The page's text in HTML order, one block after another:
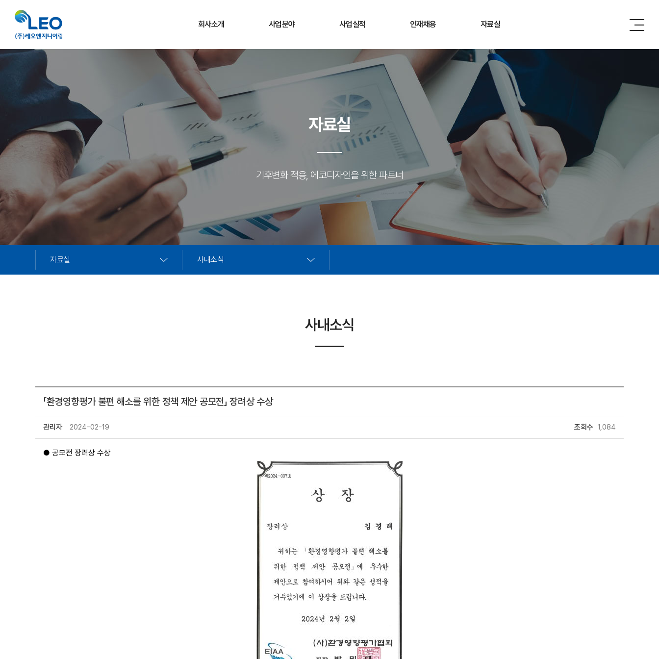
회사소개
인사말 · 경영이념
주요연혁
조직도
찾아오시는 길
사업분야 사업실적
환경영향평가
소규모환경영향평가
사후환경영향조사
인재채용
채용정보
복리후생
자료실
관련법령
관련기관
자료실
기후변화 적응, 에코디자인을 위한 파트너
자료실 사내소식
사내소식
「환경영향평가 불편 해소를 위한 정책 제안 공모전」 장려상 수상
관리자 2024-02-19 조회수 1,084
● 공모전 장려상 수상